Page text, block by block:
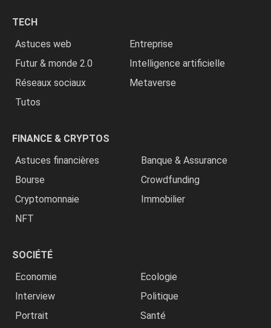
TECH
Astuces web
Entreprise
Futur & monde 2.0
Intelligence artificielle
Réseaux sociaux
Metaverse
Tutos
FINANCE & CRYPTOS
Astuces financières
Banque & Assurance
Bourse
Crowdfunding
Cryptomonnaie
Immobilier
NFT
SOCIÉTÉ
Economie
Ecologie
Interview
Politique
Portrait
Santé